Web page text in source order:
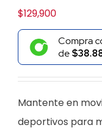
$129,900
Compra
de
Mantente en
deportivos para